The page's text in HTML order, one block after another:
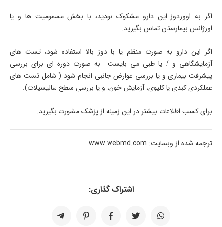
اگر به اووردوز این دارو مشکوک بودید، با بخش مسمومیت ها و یا
اورژانس بیمارستان تماس بگیرید.
اگر این دارو به صورت منظم یا با دوز بالا استفاده شود، تست های
آزمایشگاهی و / یا طبی می بایست به صورت دوره ای برای بررسی
پیشرفت بیماری و یا بررسی عوارض جانبی انجام شود ( شامل تست های
عملکردی کبدی یا کلیوی، آزمایش خون، و یا بررسی سطح سالیسیلات).
برای کسب اطلاعات بیشتر در این زمینه از پزشک مشورت بگیرید.
ترجمه شده از وبسایت: www.webmd.com
اشتراک گذاری: